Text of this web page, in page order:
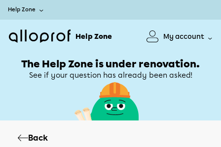
Help Zone
Help Zone My account
The Help Zone is under renovation.
See if your question has already been asked!
Back